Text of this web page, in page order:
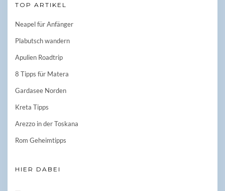
TOP ARTIKEL
Neapel für Anfänger
Plabutsch wandern
Apulien Roadtrip
8 Tipps für Matera
Gardasee Norden
Kreta Tipps
Arezzo in der Toskana
Rom Geheimtipps
HIER DABEI